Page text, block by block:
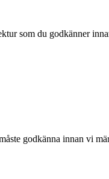
som du godkänner
godkänna innan vi